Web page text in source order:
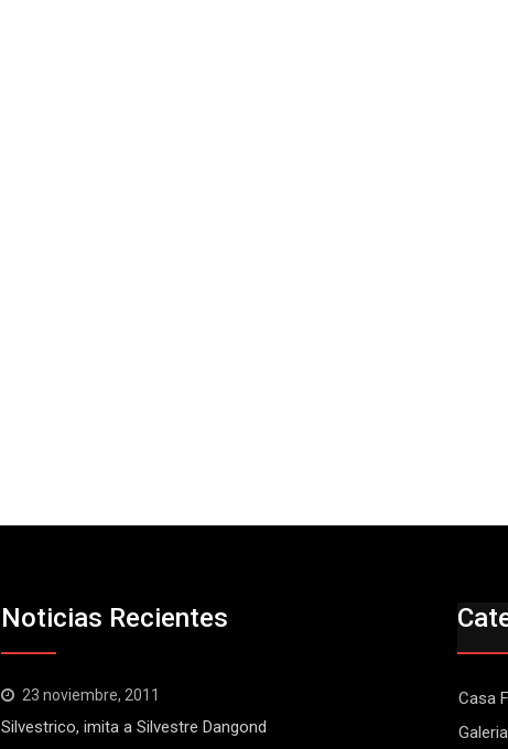
Noticias Recientes
23 noviembre, 2011
Silvestrico, imita a Silvestre Dangond
Casa
Galeria